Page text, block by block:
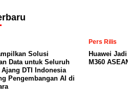
Solusi
Data untuk Seluruh
DTI Indonesia
Pengembangan AI di
Pers Rilis
Huawei
M360